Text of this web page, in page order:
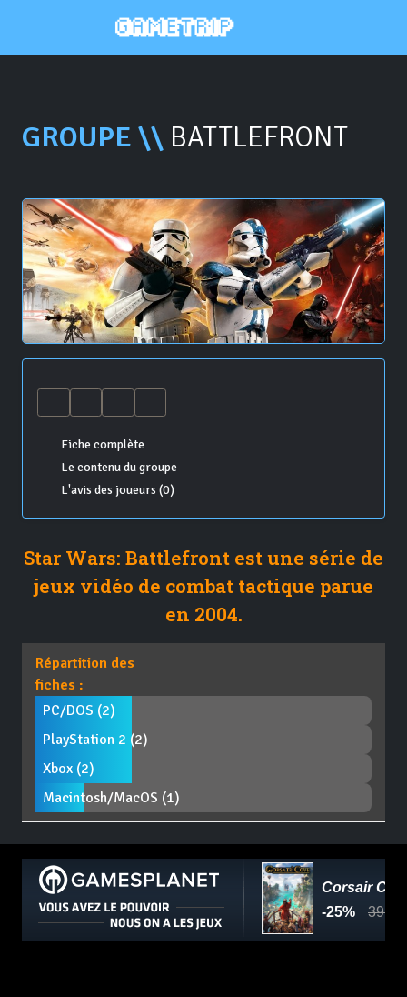
GROUPE \\ BATTLEFRONT
Fiche complète
Le contenu du groupe
L'avis des joueurs (0)
Star Wars: Battlefront est une série de
jeux vidéo de combat tactique parue
en 2004.
Répartition des
fiches :
PC/DOS (2)
PlayStation 2 (2)
Xbox (2)
Macintosh/MacOS (1)